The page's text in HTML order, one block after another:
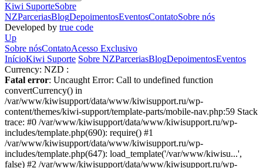
Kiwi SuporteSobre
NZParceriasBlogDepoimentosEventosContatoSobre nós
Developed by true code
Up
Sobre nósContatoAcesso Exclusivo
InícioKiwi Suporte Sobre NZParceriasBlogDepoimentosEventos
Currency: NZD :
Fatal error: Uncaught Error: Call to undefined function
convertCurrency() in
/var/www/kiwisupport/data/www/kiwisupport.ru/wp-
content/themes/kiwi-support/template-parts/mobile-nav.php:59 Stack
trace: #0 /var/www/kiwisupport/data/www/kiwisupport.ru/wp-
includes/template.php(690): require() #1
/var/www/kiwisupport/data/www/kiwisupport.ru/wp-
includes/template.php(647): load_template('/var/www/kiwisu...',
false) #2 /var/www/kiwisupport/data/www/kiwisupport.ru/wp-